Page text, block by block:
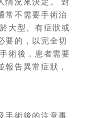
情況來決定。 對
常不需要手術治
大型、有症狀或
要的，以完全切
術後，患者需要
報告異常症狀，
手術後的注意事